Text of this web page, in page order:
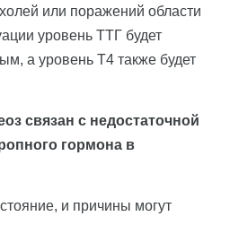
или поражений области
уровень ТТГ будет
а уровень Т4 также будет
связан с недостаточной
гормона в
и причины могут